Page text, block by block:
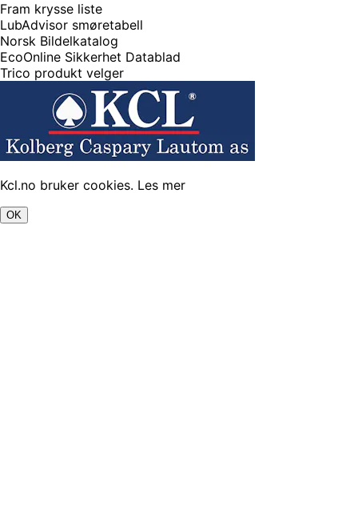
Fram krysse liste
LubAdvisor smøretabell
Norsk Bildelkatalog
EcoOnline Sikkerhet Datablad
Trico produkt velger
Kcl.no bruker cookies. Les mer
OK